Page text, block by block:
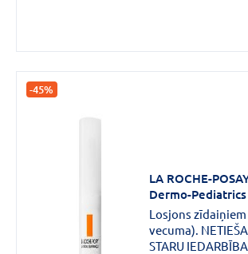
-45%
LA ROCHE-
Dermo-
SPF50+ saules
bērniem 50 ml
Losjons
vecuma).
STARU